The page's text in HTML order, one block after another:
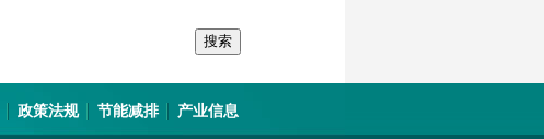
政策法规 节能减排 产业信息